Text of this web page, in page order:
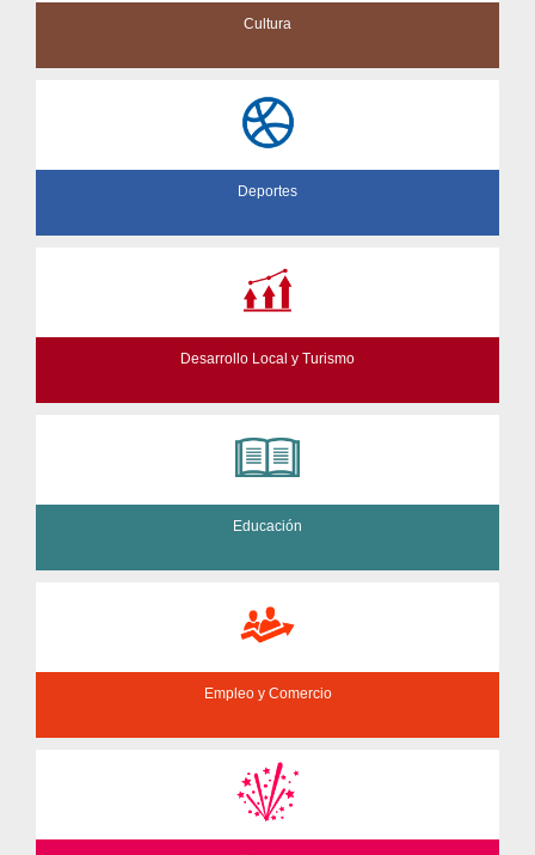
Cultura
Deportes
Desarrollo Local y Turismo
Educación
Empleo y Comercio